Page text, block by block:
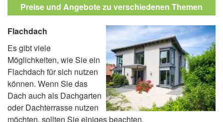
Preise und Angebote zu verschiedenen Themen
Flachdach
Es gibt viele
Möglichkeiten, wie Sie ein
Flachdach für sich nutzen
können. Wenn Sie das
Dach auch als Dachgarten
oder Dachterrasse nutzen
möchten, sollten Sie einiges beachten.